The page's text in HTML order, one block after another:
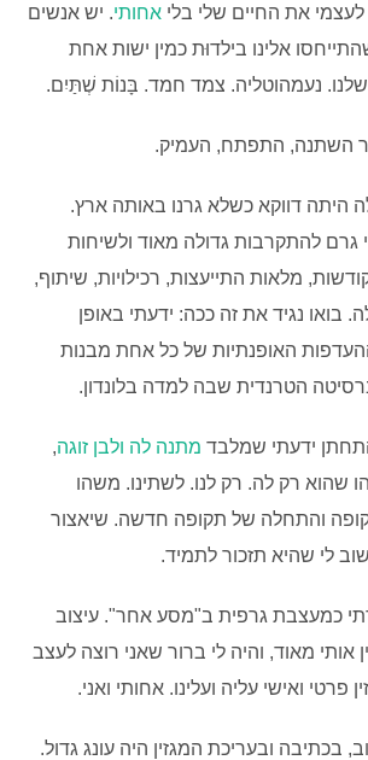
את החיים שלי בלי אחותי. יש אנשים
אלינו בילדוּת כמין ישות אחת
נעמהוטליה. צמד חמד. בָּנוֹת שְׁתַּיִם.
השתנה, התפתח, העמיק.
היתה דווקא כשלא גרנו באותה ארץ.
גרם להתקרבות גדולה מאוד ולשיחות
מלאות התייעצות, רכילויות, שיתוף,
בואו נגיד את זה ככה: ידעתי באופן
האופנתיות של כל אחת מבנות
הטרנדית שבה למדה בלונדון.
ידעתי שמלבד מתנה לה ולבן זוגה,
שהוא רק לה. רק לנו. לשתינו. משהו
והתחלה של תקופה חדשה. שיאצור
לי שהיא תזכור לתמיד.
כמעצבת גרפית ב"מסע אחר". עיצוב
אותי מאוד, והיה לי ברור שאני רוצה לעצב
פרטי ואישי עליה ועלינו. אחותי ואני.
בכתיבה ובעריכת המגזין היה עונג גדול.